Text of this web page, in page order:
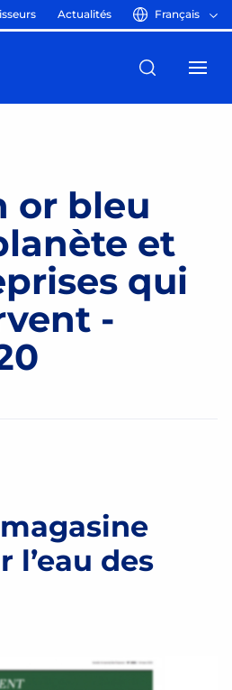
Actualités Français
or bleu
et
qui
-
l’eau des